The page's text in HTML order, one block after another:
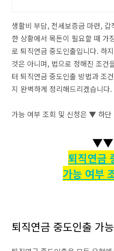
생활비 부담, 전세보증금 마련,
한 상황에서 목돈이 필요할 때 가
로 퇴직연금 중도인출입니다. 하
것은 아니며, 법으로 정해진 조건
터 퇴직연금 중도인출 방법과 조
지 완벽하게 정리해드리겠습니다.
가능 여부 조회 및 신청은 ▼ 하단
퇴직연금
가능 여부
퇴직연금 중도인출 가